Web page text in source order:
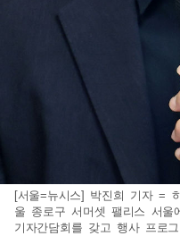
[서울=뉴시스] 박진희 기자 =
울 종로구 서머셋 팰리스 서울
기자간담회를 갖고 행사 프로